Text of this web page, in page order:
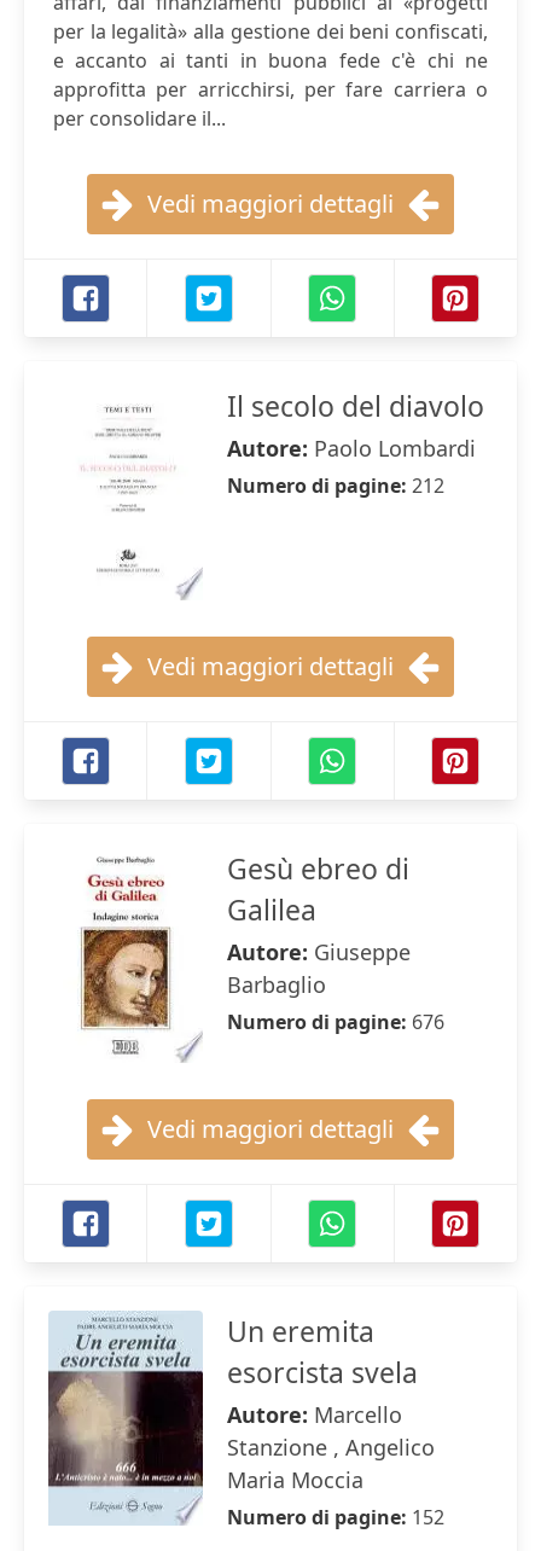
per la legalità» alla gestione dei beni confiscati,
e accanto ai tanti in buona fede c'è chi ne
approfitta per arricchirsi, per fare carriera o
per consolidare il...
Vedi maggiori dettagli
Il secolo del diavolo
Autore: Paolo Lombardi
Numero di pagine: 212
Vedi maggiori dettagli
Gesù ebreo di
Galilea
Autore: Giuseppe
Barbaglio
Numero di pagine: 676
Vedi maggiori dettagli
Un eremita
esorcista svela
Autore: Marcello
Stanzione , Angelico
Maria Moccia
Numero di pagine: 152